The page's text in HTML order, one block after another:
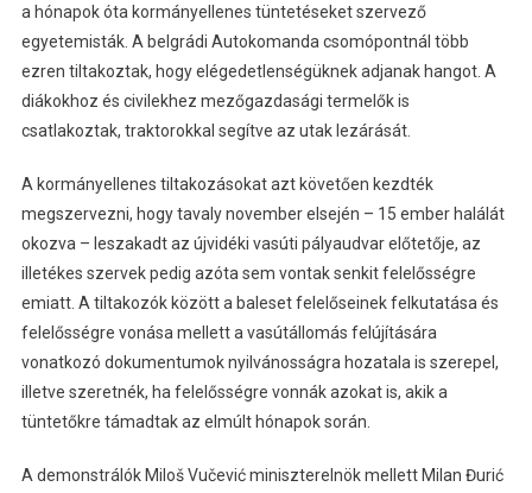
a hónapok óta kormányellenes tüntetéseket szervező
egyetemisták. A belgrádi Autokomanda csomópontnál több
ezren tiltakoztak, hogy elégedetlenségüknek adjanak hangot. A
diákokhoz és civilekhez mezőgazdasági termelők is
csatlakoztak, traktorokkal segítve az utak lezárását.
A kormányellenes tiltakozásokat azt követően kezdték
megszervezni, hogy tavaly november elsején – 15 ember halálát
okozva – leszakadt az újvidéki vasúti pályaudvar előtetője, az
illetékes szervek pedig azóta sem vontak senkit felelősségre
emiatt. A tiltakozók között a baleset felelőseinek felkutatása és
felelősségre vonása mellett a vasútállomás felújítására
vonatkozó dokumentumok nyilvánosságra hozatala is szerepel,
illetve szeretnék, ha felelősségre vonnák azokat is, akik a
tüntetőkre támadtak az elmúlt hónapok során.
A demonstrálók Miloš Vučević miniszterelnök mellett Milan Đurić